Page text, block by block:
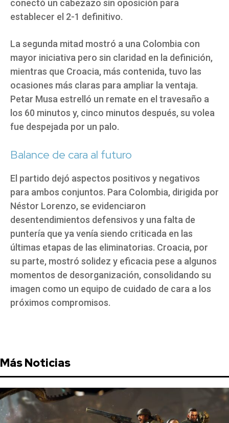
conectó un cabezazo sin oposición para
establecer el 2-1 definitivo.
La segunda mitad mostró a una Colombia con
mayor iniciativa pero sin claridad en la definición,
mientras que Croacia, más contenida, tuvo las
ocasiones más claras para ampliar la ventaja.
Petar Musa estrelló un remate en el travesaño a
los 60 minutos y, cinco minutos después, su volea
fue despejada por un palo.
Balance de cara al futuro
El partido dejó aspectos positivos y negativos
para ambos conjuntos. Para Colombia, dirigida por
Néstor Lorenzo, se evidenciaron
desentendimientos defensivos y una falta de
puntería que ya venía siendo criticada en las
últimas etapas de las eliminatorias. Croacia, por
su parte, mostró solidez y eficacia pese a algunos
momentos de desorganización, consolidando su
imagen como un equipo de cuidado de cara a los
próximos compromisos.
Más Noticias